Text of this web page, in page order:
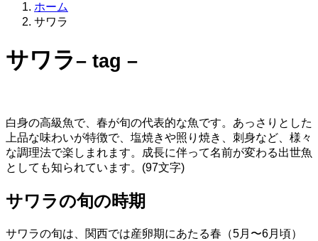
ホーム
サワラ
サワラ– tag –
白身の高級魚で、春が旬の代表的な魚です。あっさりとした
上品な味わいが特徴で、塩焼きや照り焼き、刺身など、様々
な調理法で楽しまれます。成長に伴って名前が変わる出世魚
としても知られています。(97文字)
サワラの旬の時期
サワラの旬は、関西では産卵期にあたる春（5月〜6月頃）